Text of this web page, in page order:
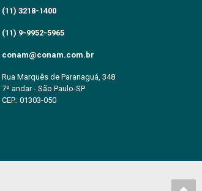
(11) 3218-1400
(11) 9-9952-5965
conam@conam.com.br
Rua Marquês de Paranaguá, 348
7º andar - São Paulo-SP
CEP.: 01303-050